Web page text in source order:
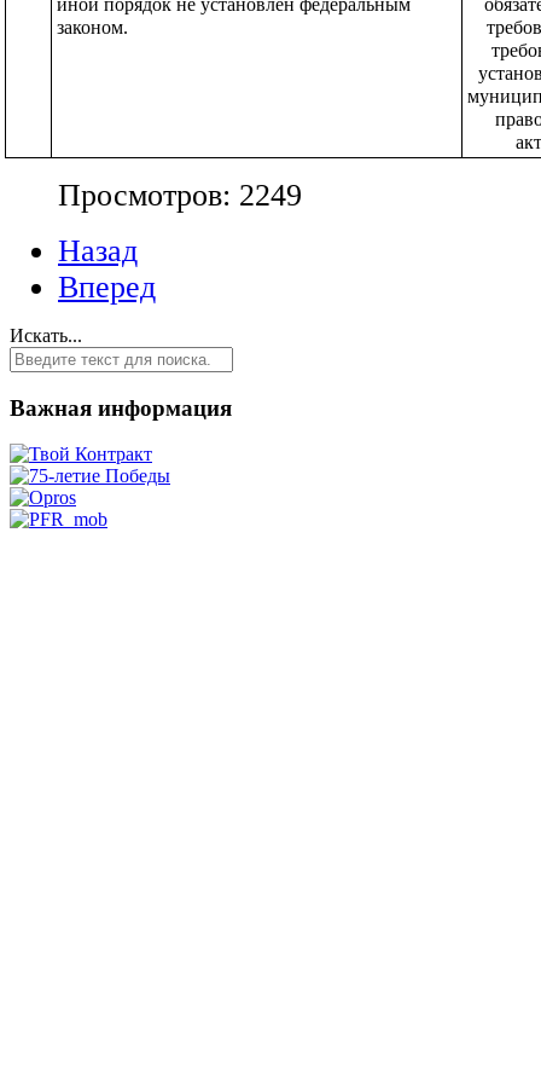
иной порядок не установлен федеральным
законом.
Просмотров: 2249
Назад
Вперед
Искать...
Важная информация